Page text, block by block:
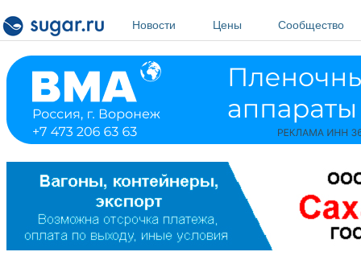
Новости
Цены Сообщество